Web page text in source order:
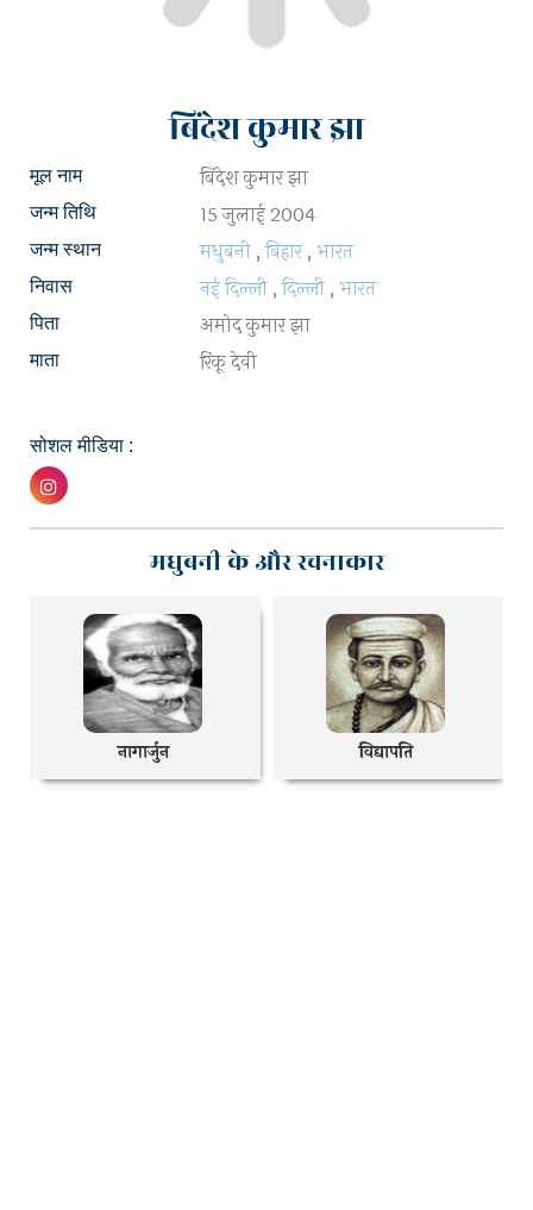
बिंदेश कुमार झा
मूल नाम बिंदेश कुमार झा
जन्म तिथि 15 जुलाई 2004
जन्म स्थान मधुबनी ,बिहार , भारत
निवास नई दिल्ली ,दिल्ली , भारत
पिता अमोद कुमार झा
माता रिंकू देवी
सोशल मीडिया :
मधुबनी के और रचनाकार
नागार्जुन विद्यापति